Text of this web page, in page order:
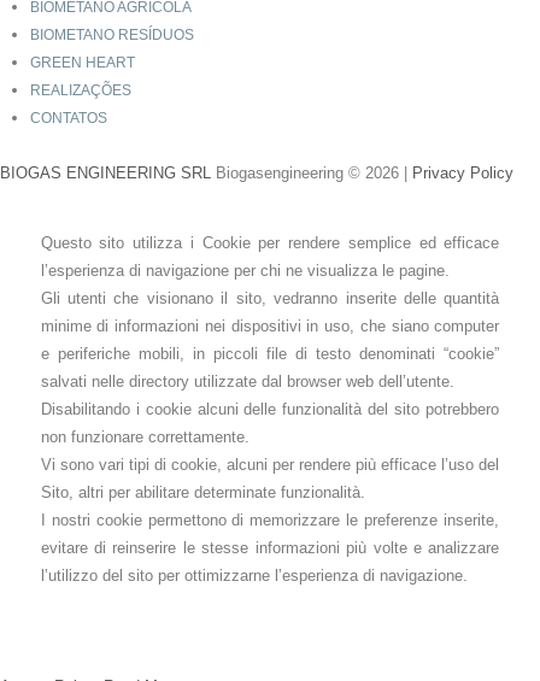
BIOMETANO AGRÍCOLA
BIOMETANO RESÍDUOS
GREEN HEART
REALIZAÇÕES
CONTATOS
BIOGAS ENGINEERING SRL Biogasengineering © 2026 Privacy Policy
Questo sito utilizza i Cookie per rendere semplice ed efficace
l’esperienza di navigazione per chi ne visualizza le pagine.
Gli utenti che visionano il sito, vedranno inserite delle quantità
minime di informazioni nei dispositivi in uso, che siano computer
e periferiche mobili, in piccoli file di testo denominati “cookie”
salvati nelle directory utilizzate dal browser web dell’utente.
Disabilitando i cookie alcuni delle funzionalità del sito potrebbero
non funzionare correttamente.
Vi sono vari tipi di cookie, alcuni per rendere più efficace l’uso del
Sito, altri per abilitare determinate funzionalità.
I nostri cookie permettono di memorizzare le preferenze inserite,
evitare di reinserire le stesse informazioni più volte e analizzare
l’utilizzo del sito per ottimizzarne l’esperienza di navigazione.